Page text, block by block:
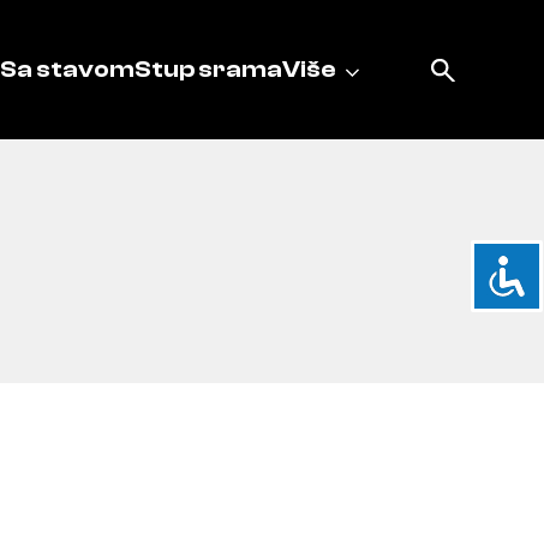
Sa stavomStup sramaViše